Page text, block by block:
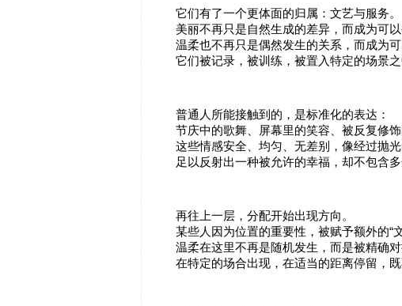
它们有了一个更体面的归属：文艺与服务。
美丽不再只是自然生成的差异，而成为可
温柔也不再只是偶然发生的关系，而成为可
它们被记录，被训练，被置入特定的场景
普通人所能接触到的，是标准化的表达：
节庆中的歌舞、屏幕里的笑容、被反复修饰
这些情感安全、均匀、无差别，像经过抛光
足以反射出一种被允许的幸福，却不包含多
再往上一层，分配开始出现方向。
某些人因为位置的重要性，被赋予额外的“文
温柔在这里不再是随机发生，而是被精确对
在特定的场合出现，在适当的距离停留，既